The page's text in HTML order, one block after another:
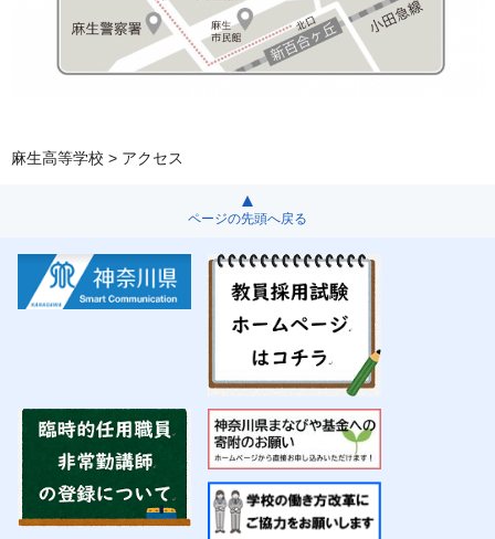
麻生高等学校 > アクセス
ページの先頭へ戻る